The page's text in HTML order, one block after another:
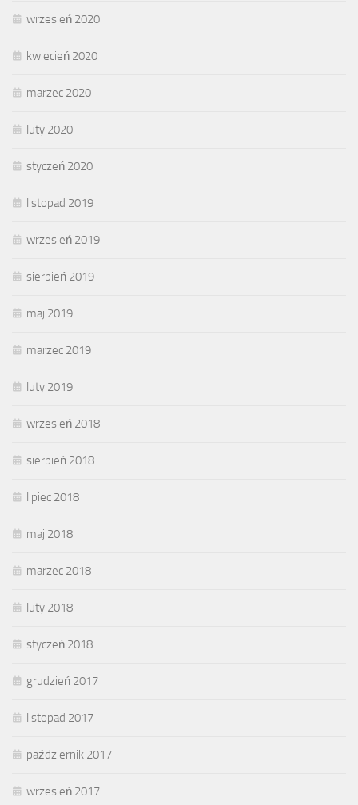
wrzesień 2020
kwiecień 2020
marzec 2020
luty 2020
styczeń 2020
listopad 2019
wrzesień 2019
sierpień 2019
maj 2019
marzec 2019
luty 2019
wrzesień 2018
sierpień 2018
lipiec 2018
maj 2018
marzec 2018
luty 2018
styczeń 2018
grudzień 2017
listopad 2017
październik 2017
wrzesień 2017